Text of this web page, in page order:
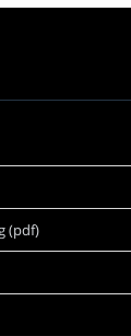
(pdf)